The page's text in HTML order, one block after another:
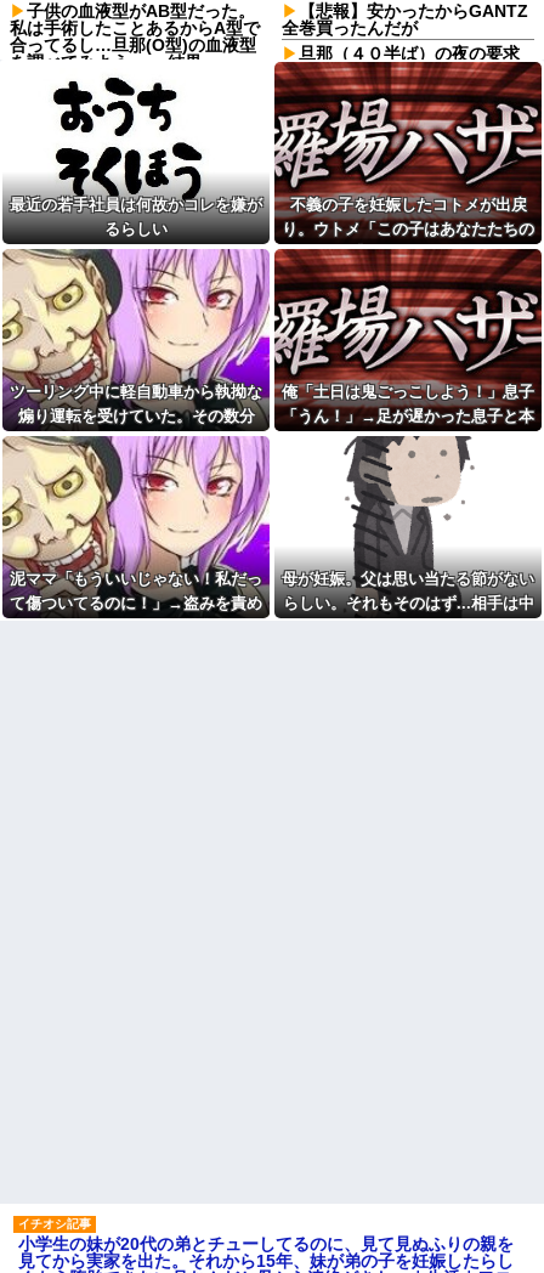
子供の血液型がAB型だった。
私は手術したことあるからA型で
合ってるし…旦那(O型)の血液型
を調べてみよう」→ 結果・・・
【悲報】 ヒコロヒー コンビニ
で割引おにぎりは〝絶対買わな
い〟理由で炎上ｗｗｗ
【画像】こんな感じのクルマ
で車中泊旅したいよな？？？
【画像】俺たちの姫本田望
結、久しぶりに画像を投稿した
結果→やっぱりワイらの姫だっ
たw w w w w w w w w w
寺田心、週6ジム通いで体重
62kg→82kgに 110kgのベンチ
プレス持ち上げる姿披露
ちいかわ作者さん、総額30億
超の大豪邸を建てるｗｗｗｗｗ
ｗｗｗｗｗｗｗｗｗｗｗｗｗｗ
【画像】居酒屋さん、6人で長
居して会計4939円しか使わない
客にお気持ち表明してしまう←
コレどっちが悪いん
や？？？？？？
マックの招待券を使おうとし
たら店員に番号を聞かれた。激
怒した僕は「どうしてくれんね
ん！！！無料券よこせ
や！！！！」と怒鳴って…
マンションの隣人「盗聴器が
見つかったの」私「まさかうち
も？」→業者に調査を依頼した
ら、犯人の正体まで見えてき
私「初めて飲む味だけどなん
のお茶？」彼「ちっ！」私「」
【悲報】安かったからGANTZ
全巻買ったんだが
旦那（４０半ば）の夜の要求
に応えるのがしんどくなってき
て、そっちだけダメになってく
れたらと思ってジャンクフード
や甘菓子を食わせ続けた。→１
年半で予想外の結果に・・・
『ONE PIECE』【驚愕】元王
下七武海の「ミホーク」とんで
もない事が判明するｗｗｗｗ
「ミホーク」←これ…もしかし
て…
仕事終わりのコンビニでレジ
順番待ち中に老害ジジイが堂々
の横入り！「次の方どうぞ」の
案内を自分への合図と勘違いし
て割り込む身勝手な俺様思考に
イライラ・・・
自分のパートナーは浮気しな
い自信ある？
好きになってはいけない人を
好きになったんだが
帰省した私（29歳事務職）
「ハンバーグ食べたい」→オカ
ン「ハンバーグに唐揚げサラダ
と手作りコーンスープ添えた
で！」なぜ実家の母親は子供が
30歳になっても「高校生運動部
レベルのガッツリ飯」を作って
しまうのか？
ヘンタイがいたんだけど兄貴
じゃないよね
最近の若手社員は何故かコレを嫌が
るらしい
不義の子を妊娠したコトメが出戻
り。ウトメ「この子はあなたたちの
子として育てて」旦那「ありがと
う」私「勝手に決めないで！」→修
羅場になり…
ツーリング中に軽自動車から執拗な
煽り運転を受けていた。その数分
後、思わぬ結末を目撃することにな
り…
俺「土日は鬼ごっこしよう！」息子
「うん！」→足が遅かった息子と本
気で遊び続けた10年後…
泥ママ「もういいじゃない！私だっ
て傷ついてるのに！」→盗みを責め
母が妊娠。父は思い当たる節がない
らしい。それもそのはず...相手は中
小学生の妹が20代の弟とチューしてるのに、見て見ぬふりの親を
見てから実家を出た。それから15年、妹が弟の子を妊娠したらし